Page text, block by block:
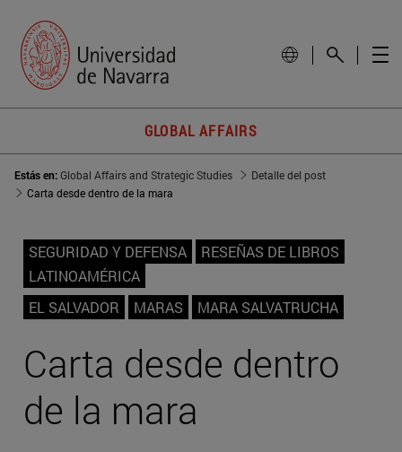
GLOBAL AFFAIRS
Estás en:Global Affairs and Strategic Studies
Detalle del post
Carta desde dentro de la mara
SEGURIDAD Y DEFENSA
RESEÑAS DE LIBROS
LATINOAMÉRICA
EL SALVADOR
MARAS MARA SALVATRUCHA
Carta desde dentro
de la mara